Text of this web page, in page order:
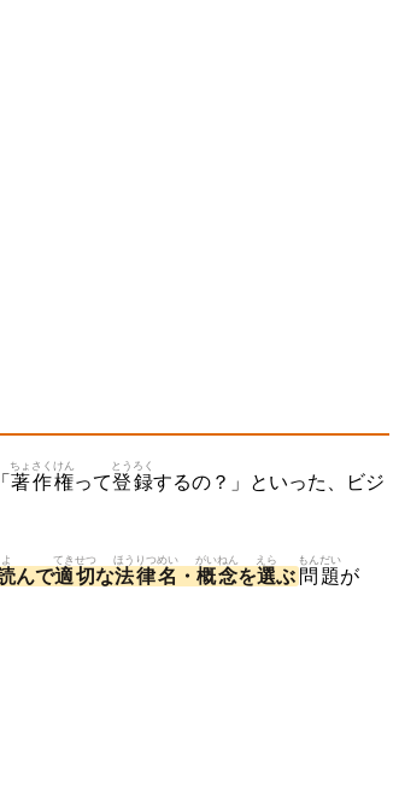
著作
ちょさく
権
けん
って登録
とうろく
するの？」といった、ビジ
よ
んで適切
てきせつ
な法律
ほうりつ
名
めい
・ 概念
がいねん
を選
えら
ぶ 問題
もんだい
が